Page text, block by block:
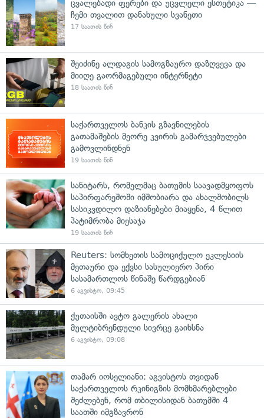
ცვალებადი ფერები და უცვლელი ესთეტიკა —
ჩემი თვალით დანახული სვანეთი
17 საათის წინ
შეიძინე ალდაგის სამოგზაურო დაზღვევა და
მიიღე გაორმაგებული ინტერნეტი
18 საათის წინ
საქართველოს ბანკის გზავნილების
გათამაშების მეორე კვირის გამარჯვებულები
გამოვლინდნენ
19 საათის წინ
სანიტარს, რომელმაც ბათუმის საავადმყოფოს
საპირფარეშოში იმშობიარა და ახალშობილს
სასიკვდილო დაზიანებები მიაყენა, 4 წლით
პატიმრობა მიესაჯა
19 საათის წინ
Reuters: სომხეთის სამოციქულო ეკლესიის
მეთაური და ექვსი სასულიერო პირი
სასამართლოს წინაშე წარდგებიან
6 აგვისტო, 09:45
ქუთაისში ავტო გალერის ახალი
მულტიბრენდული სივრცე გაიხსნა
6 აგვისტო, 09:08
თამარ იოსელიანი: აგვისტოს თვიდან
საქართველოს რკინიგზის მომხმარებლები
შეძლებენ, რომ თბილისიდან ბათუმში 4
საათში იმგზავრონ